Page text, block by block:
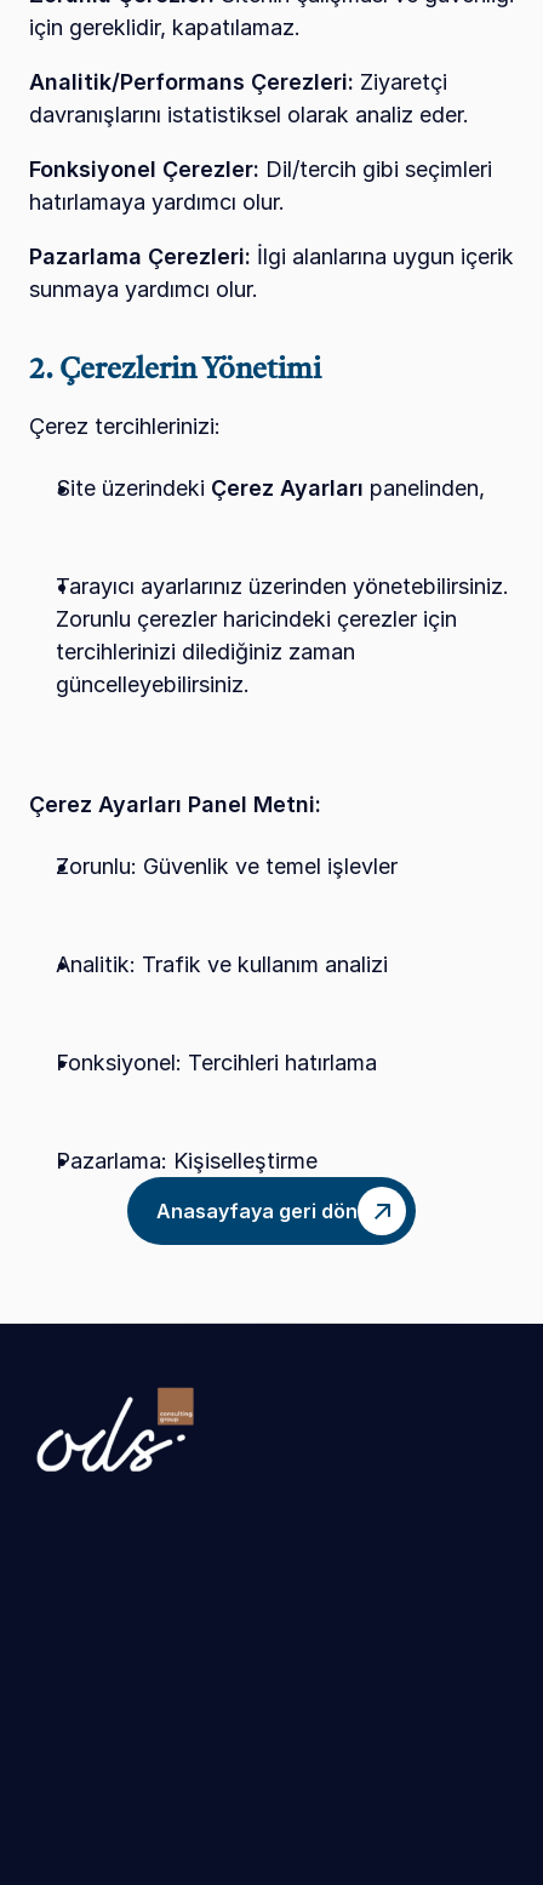
için gereklidir, kapatılamaz.
Analitik/Performans Çerezleri: Ziyaretçi
davranışlarını istatistiksel olarak analiz eder.
Fonksiyonel Çerezler: Dil/tercih gibi seçimleri
hatırlamaya yardımcı olur.
Pazarlama Çerezleri: İlgi alanlarına uygun içerik
sunmaya yardımcı olur.
2. Çerezlerin Yönetimi
Çerez tercihlerinizi:
Site üzerindeki Çerez Ayarları panelinden,
Tarayıcı ayarlarınız üzerinden yönetebilirsiniz.
Zorunlu çerezler haricindeki çerezler için
tercihlerinizi dilediğiniz zaman
güncelleyebilirsiniz.
Çerez Ayarları Panel Metni:
Zorunlu: Güvenlik ve temel işlevler
Analitik: Trafik ve kullanım analizi
Fonksiyonel: Tercihleri hatırlama
Pazarlama: Kişiselleştirme
Anasayfaya geri dön